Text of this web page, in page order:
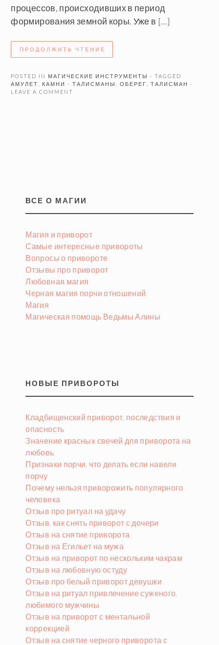
процессов, происходивших в период
формирования земной коры. Уже в […]
ПРОДОЛЖИТЬ ЧТЕНИЕ
POSTED IN МАГИЧЕСКИЕ ИНСТРУМЕНТЫ
· TAGGED
АМУЛЕТ
КАМНИ - ТАЛИСМАНЫ ,ОБЕРЕГ ,ТАЛИСМАН
·
LEAVE A COMMENT
ВСЕ О МАГИИ
Магия и приворот
Самые интересные привороты
Вопросы о привороте
Отзывы про приворот
Любовная магия
Черная магия порчи отношений
Магия
Магическая помощь Ведьмы Алины
НОВЫЕ ПРИВОРОТЫ
Кладбищенский приворот, последствия и
опасность
Значение красных свечей для приворота на
любовь
Признаки порчи, что делать если навели
порчу
Почему нельзя приворожить популярного
человека
Отзыв про ритуал на удачу
Отзыв, как снять приворот с дочери
Отзыв на снятие приворота
Отзыв на Егильет на мужа
Отзыв на приворот по нескольким чакрам
Отзыв на любовную остуду
Отзыв про белый приворот девушки
Отзыв на ритуал привлечение суженого,
любимого мужчины
Отзыв на приворот с ментальной
коррекцией
Отзыв на снятие черного приворота с